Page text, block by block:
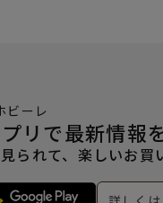
ビーレ
リで最新情報
られて、楽しいお買